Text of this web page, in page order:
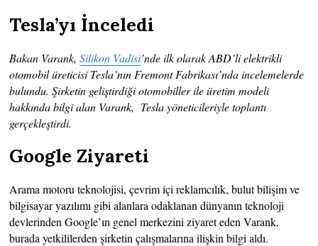
Tesla’yı İnceledi
Bakan Varank,Silikon Vadisi’nde ilk olarak ABD’li elektrikli
otomobil üreticisi Tesla’nın Fremont Fabrikası’nda incelemelerde
bulundu. Şirketin geliştirdiği otomobiller ile üretim modeli
hakkında bilgi alan Varank, Tesla yöneticileriyle toplantı
gerçekleştirdi.
Google Ziyareti
Arama motoru teknolojisi, çevrim içi reklamcılık, bulut bilişim ve
bilgisayar yazılımı gibi alanlara odaklanan dünyanın teknoloji
devlerinden Google’ın genel merkezini ziyaret eden Varank,
burada yetkililerden şirketin çalışmalarına ilişkin bilgi aldı.